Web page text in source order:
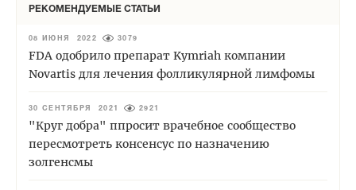
РЕКОМЕНДУЕМЫЕ СТАТЬИ
08 ИЮНЯ 2022 3079
FDA одобрило препарат Kymriah компании
Novartis для лечения фолликулярной лимфомы
30 СЕНТЯБРЯ 2021 2921
"Круг добра" ппросит врачебное сообщество
пересмотреть консенсус по назначению
золгенсмы